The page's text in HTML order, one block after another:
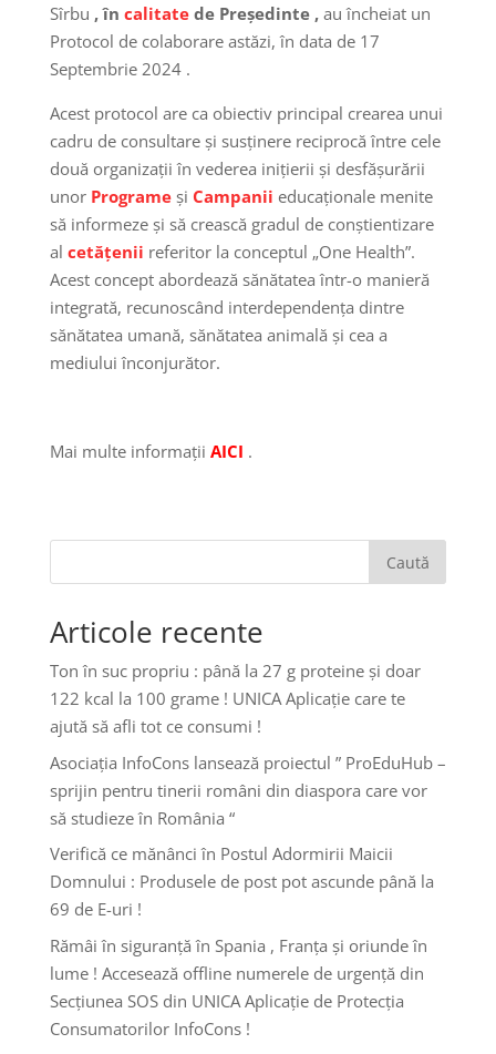
Sîrbu , în calitatede Președinte ,au încheiat un
Protocol de colaborare astăzi, în data de 17
Septembrie 2024 .
Acest protocol are ca obiectiv principal crearea unui
cadru de consultare și susținere reciprocă între cele
două organizații în vederea inițierii și desfășurării
unor Programeși Campanii educaționale menite
să informeze și să crească gradul de conștientizare
al cetățenii referitor la conceptul „One Health”.
Acest concept abordează sănătatea într-o manieră
integrată, recunoscând interdependența dintre
sănătatea umană, sănătatea animală și cea a
mediului înconjurător.
Mai multe informații AICI .
Caută
Articole recente
Ton în suc propriu : până la 27 g proteine și doar
122 kcal la 100 grame ! UNICA Aplicație care te
ajută să afli tot ce consumi !
Asociația InfoCons lansează proiectul ” ProEduHub –
sprijin pentru tinerii români din diaspora care vor
să studieze în România “
Verifică ce mănânci în Postul Adormirii Maicii
Domnului : Produsele de post pot ascunde până la
69 de E-uri !
Rămâi în siguranță în Spania , Franța și oriunde în
lume ! Accesează offline numerele de urgență din
Secțiunea SOS din UNICA Aplicație de Protecția
Consumatorilor InfoCons !